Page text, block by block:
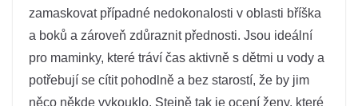
zamaskovat případné nedokonalosti v oblasti bříška
a boků a zároveň zdůraznit přednosti. Jsou ideální
pro maminky, které tráví čas aktivně s dětmi u vody a
potřebují se cítit pohodlně a bez starostí, že by jim
něco někde vykouklo. Stejně tak je ocení ženy, které